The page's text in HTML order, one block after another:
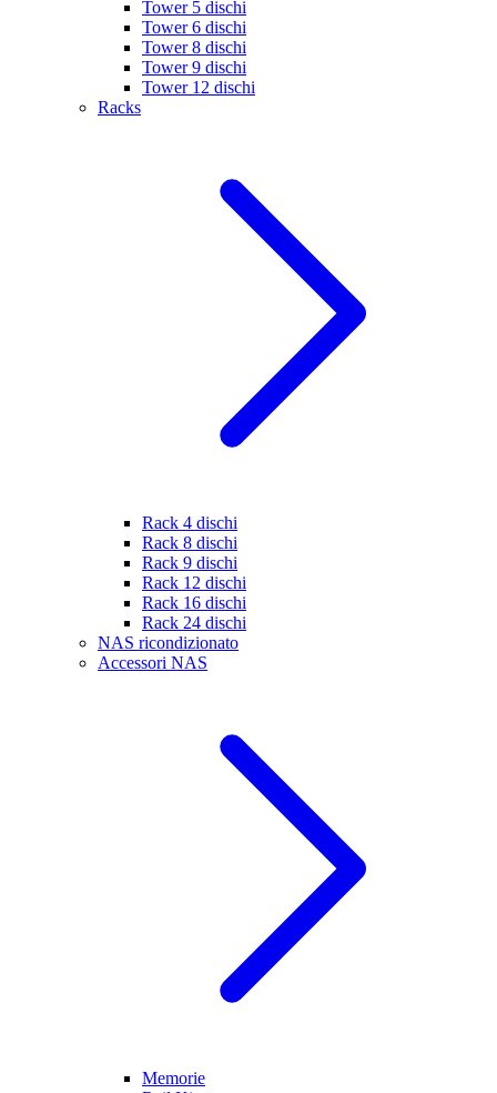
Tower 5 dischi
Tower 6 dischi
Tower 8 dischi
Tower 9 dischi
Tower 12 dischi
Racks
Rack 4 dischi
Rack 8 dischi
Rack 9 dischi
Rack 12 dischi
Rack 16 dischi
Rack 24 dischi
NAS ricondizionato
Accessori NAS
Memorie